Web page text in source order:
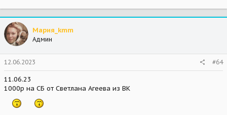
Мария_kmm
Админ
12.06.2023 #64
11.06.23
1000р на СБ от Светлана Агеева из ВК